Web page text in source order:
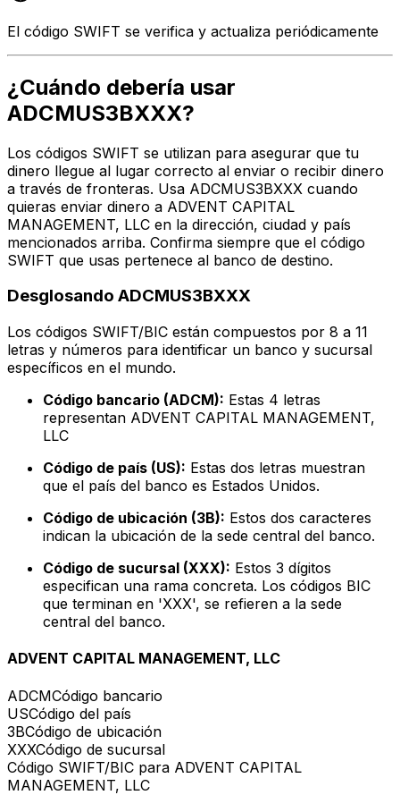
El código SWIFT se verifica y actualiza periódicamente
¿Cuándo debería usar
ADCMUS3BXXX?
Los códigos SWIFT se utilizan para asegurar que tu
dinero llegue al lugar correcto al enviar o recibir dinero
a través de fronteras. Usa ADCMUS3BXXX cuando
quieras enviar dinero a ADVENT CAPITAL
MANAGEMENT, LLC en la dirección, ciudad y país
mencionados arriba. Confirma siempre que el código
SWIFT que usas pertenece al banco de destino.
Desglosando ADCMUS3BXXX
Los códigos SWIFT/BIC están compuestos por 8 a 11
letras y números para identificar un banco y sucursal
específicos en el mundo.
Código bancario (ADCM): Estas 4 letras
representan ADVENT CAPITAL MANAGEMENT,
LLC
Código de país (US): Estas dos letras muestran
que el país del banco es Estados Unidos.
Código de ubicación (3B): Estos dos caracteres
indican la ubicación de la sede central del banco.
Código de sucursal (XXX): Estos 3 dígitos
especifican una rama concreta. Los códigos BIC
que terminan en 'XXX', se refieren a la sede
central del banco.
ADVENT CAPITAL MANAGEMENT, LLC
ADCMCódigo bancario
USCódigo del país
3BCódigo de ubicación
XXXCódigo de sucursal
Código SWIFT/BIC para ADVENT CAPITAL
MANAGEMENT, LLC